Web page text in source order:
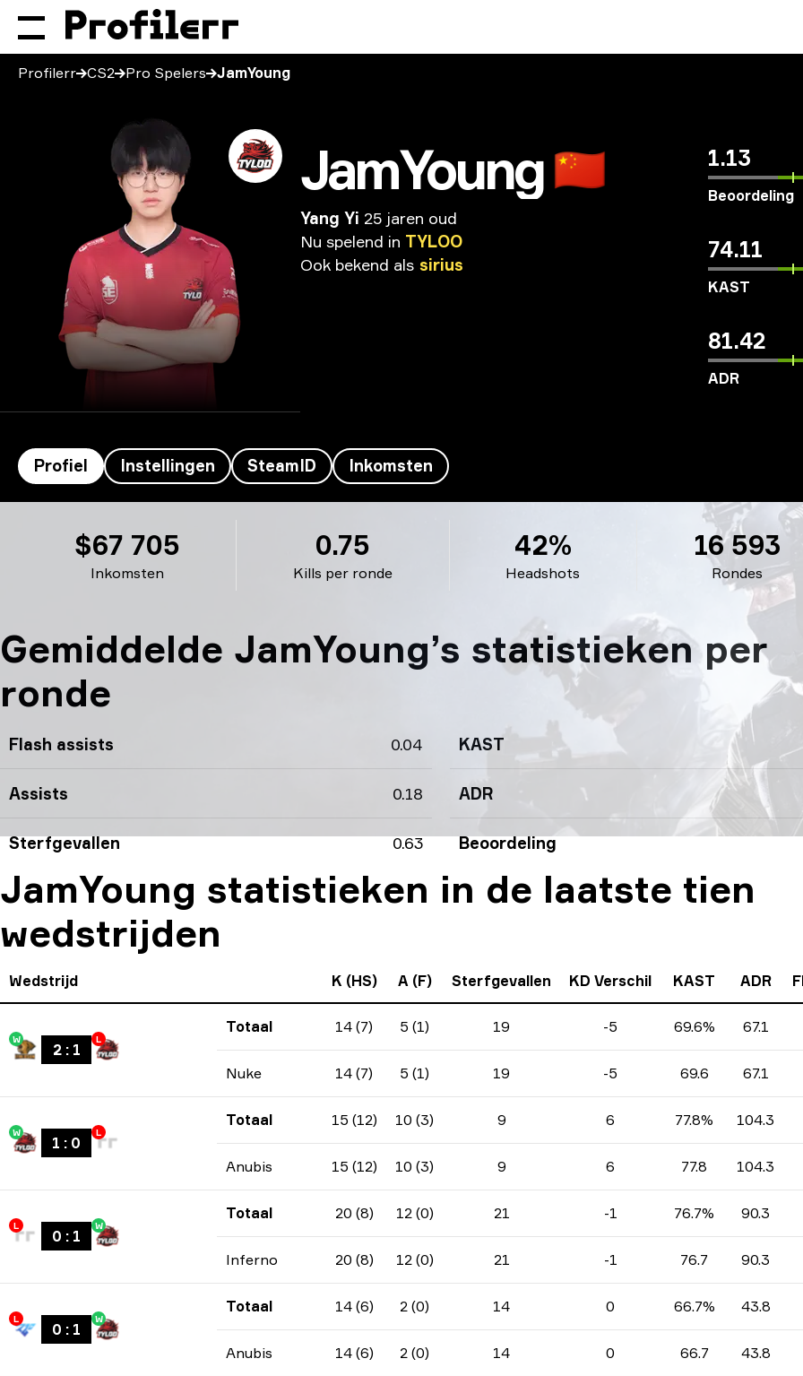
Profilerr CS2 Pro Spelers JamYoung
JamYoung 🇨🇳
Yang Yi 25 jaren oud
Nu spelend in TYLOO
Ook bekend als sirius
1.13
Beoordeling
74.11
KAST
81.42
ADR
Profiel Instellingen SteamID Inkomsten
Inkomsten
$67 705
Kills per ronde
0.75
Headshots
42%
Rondes
16 593
Gemiddelde JamYoung’s statistieken per
ronde
Flash assists 0.04 KAST
Assists 0.18 ADR
Sterfgevallen 0.63 Beoordeling
JamYoung statistieken in de laatste tien
wedstrijden
Wedstrijd K (HS) A (F) Sterfgevallen KD Verschil KAST ADR
W
2: 1
L
Totaal 14 (7) 5 (1) 19 -5 69.6% 67.1
Nuke 14 (7) 5 (1) 19 -5 69.6 67.1
W
1 : 0
L
Totaal 15 (12) 10 (3) 9 6 77.8% 104.3
Anubis 15 (12) 10 (3) 9 6 77.8 104.3
L
0 : 1
W
Totaal 20 (8) 12 (0) 21 -1 76.7% 90.3
Inferno 20 (8) 12 (0) 21 -1 76.7 90.3
L
0 : 1
W
Totaal 14 (6) 2 (0) 14 0 66.7% 43.8
Anubis 14 (6) 2 (0) 14 0 66.7 43.8